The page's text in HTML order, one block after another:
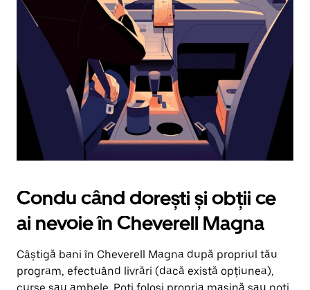
în
jos.
Închide
calendarul
apăsând
pe
butonul
Escape.
Condu când dorești și obții ce
ai nevoie în Cheverell Magna
Câștigă bani în Cheverell Magna după propriul tău
program, efectuând livrări (dacă există opțiunea),